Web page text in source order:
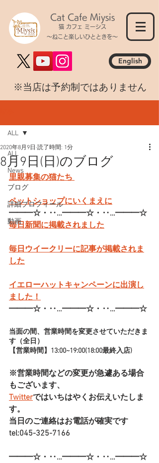
Cat Cafe Miysis
猫 カフェ ミーシス
～ねこと楽しいひとときを～
English
​※当店は予約制ではありません
ALL
News
ブログ
詳細プロフィール
動画
ALL
8月9日(日)のブログ
2020年8月9日 読了時間: 1分
里親募集の猫たち
ペットショップにいくまえに
━━━☆・‥…━━━☆・‥…━━━☆
毎日新聞に掲載されました
毎日ウイークリーに記事が掲載されま
した
イエローハットキャンペーンに出演し
ました！
━━━☆・‥…━━━☆・‥…━━━☆
当面の間、営業時間を変更させていただきま
す（全日）
【営業時間】13:00~19:00(18:00最終入店)
※営業時間などの変更が急遽ある場合
もございます、
Twitterではいちはやくお伝えいたしま
す。
当日のご連絡はお電話が確実です
tel:045-325-7166
━━━☆・‥…━━━☆・‥…━━━☆